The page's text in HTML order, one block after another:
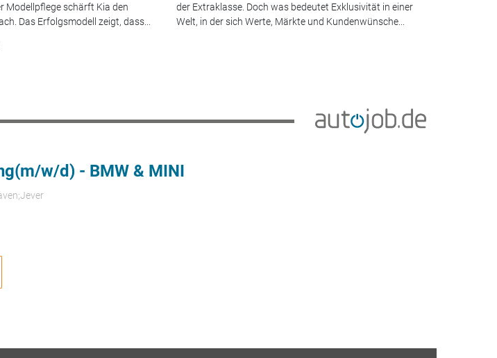
Modellpflege schärft Kia den
Das Erfolgsmodell zeigt, dass...
der Extraklasse. Doch was bedeutet Exklusivität in einer
Welt, in der sich Werte, Märkte und Kundenwünsche...
w/d) - BMW & MINI